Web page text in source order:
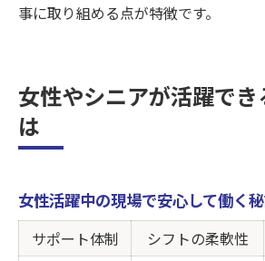
事に取り組める点が特徴です。
女性やシニアが活躍で
は
女性活躍中の現場で安心して働く
サポート体制 シフトの柔軟性